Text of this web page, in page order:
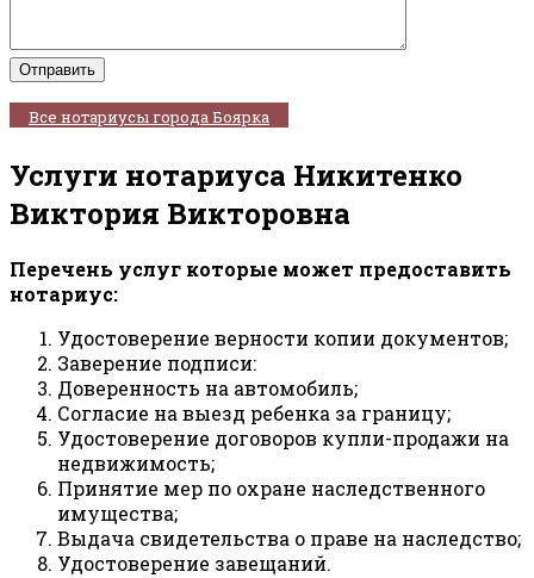
Все нотариусы города Боярка
Услуги нотариуса Никитенко
Виктория Викторовна
Перечень услуг которые может предоставить
нотариус:
Удостоверение верности копии документов;
Заверение подписи:
Доверенность на автомобиль;
Согласие на выезд ребенка за границу;
Удостоверение договоров купли-продажи на
недвижимость;
Принятие мер по охране наследственного
имущества;
Выдача свидетельства о праве на наследство;
Удостоверение завещаний.